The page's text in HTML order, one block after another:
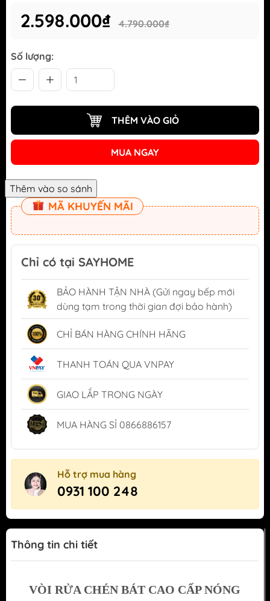
2.598.000₫ 4.790.000₫
Số lượng:
THÊM VÀO GIỎ
MUA NGAY
MÃ KHUYẾN MÃI
Chỉ có tại SAYHOME
BẢO HÀNH TẬN NHÀ (Gửi ngay bếp mới
dùng tạm trong thời gian đợi bảo hành)
CHỈ BÁN HÀNG CHÍNH HÃNG
THANH TOÁN QUA VNPAY
GIAO LẮP TRONG NGÀY
MUA HÀNG SỈ 0866886157
Hỗ trợ mua hàng
0931 100 248
Thông tin chi tiết
VÒI RỬA CHÉN BÁT CAO CẤP NÓNG